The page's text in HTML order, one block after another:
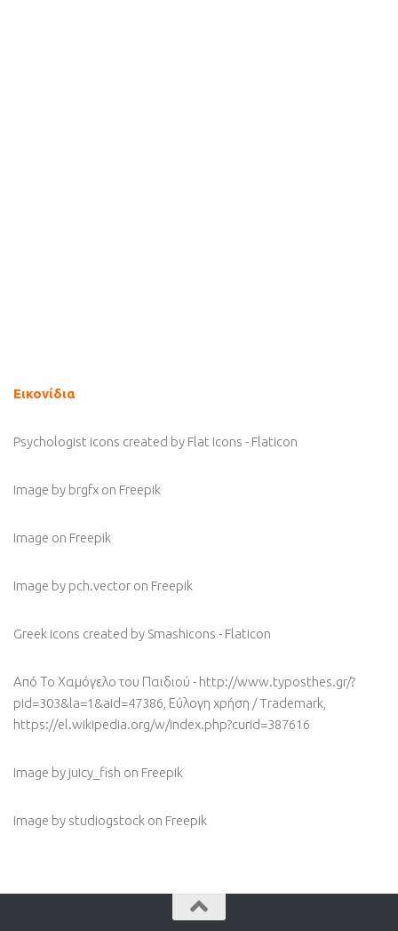
Εικονίδια
Psychologist icons created by Flat Icons - Flaticon
Image by brgfx on Freepik
Image on Freepik
Image by pch.vector on Freepik
Greek icons created by Smashicons - Flaticon
Από Το Χαμόγελο του Παιδιού - http://www.typosthes.gr/?
pid=303&la=1&aid=47386, Εύλογη χρήση / Trademark,
https://el.wikipedia.org/w/index.php?curid=387616
Image by juicy_fish on Freepik
Image by studiogstock on Freepik